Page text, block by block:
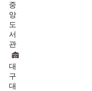
중
앙
도
서
관
대
구
대